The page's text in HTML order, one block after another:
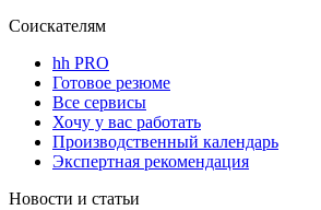
Соискателям
hh PRO
Готовое резюме
Все сервисы
Хочу у вас работать
Производственный календарь
Экспертная рекомендация
Новости и статьи